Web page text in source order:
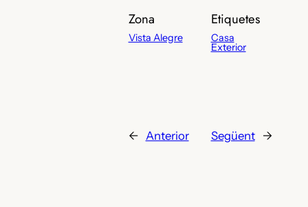
Zona
Vista Alegre
Etiquetes
Casa
Exterior
← Anterior Següent →